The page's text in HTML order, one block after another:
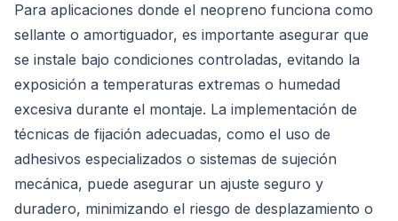
Para aplicaciones donde el neopreno funciona como
sellante o amortiguador, es importante asegurar que
se instale bajo condiciones controladas, evitando la
exposición a temperaturas extremas o humedad
excesiva durante el montaje. La implementación de
técnicas de fijación adecuadas, como el uso de
adhesivos especializados o sistemas de sujeción
mecánica, puede asegurar un ajuste seguro y
duradero, minimizando el riesgo de desplazamiento o